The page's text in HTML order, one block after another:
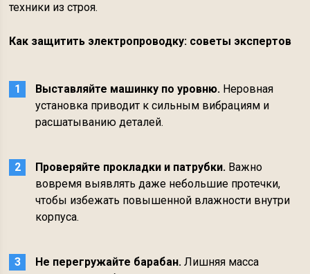
техники из строя.
Как защитить электропроводку: советы экспертов
Выставляйте машинку по уровню. Неровная
установка приводит к сильным вибрациям и
расшатыванию деталей.
Проверяйте прокладки и патрубки. Важно
вовремя выявлять даже небольшие протечки,
чтобы избежать повышенной влажности внутри
корпуса.
Не перегружайте барабан. Лишняя масса